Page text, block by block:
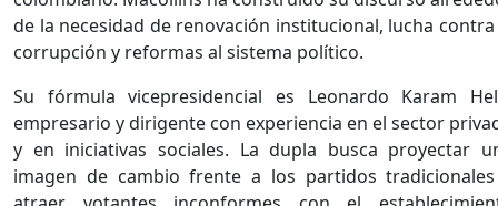
de la necesidad de renovación institucional, lucha contra
corrupción y reformas al sistema político.
Su fórmula vicepresidencial es Leonardo Karam
empresario y dirigente con experiencia en el sector
y en iniciativas sociales. La dupla busca proyectar
imagen de cambio frente a los partidos